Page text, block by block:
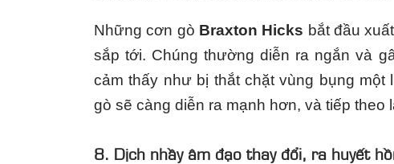
Những cơn gò Braxton Hicks bắt đầu
sắp tới. Chúng thường diễn ra ngắn và
cảm thấy như bị thắt chặt vùng bụng
gò sẽ càng diễn ra mạnh hơn, và tiếp
8. Dịch nhầy âm đạo thay đổi, ra huyết